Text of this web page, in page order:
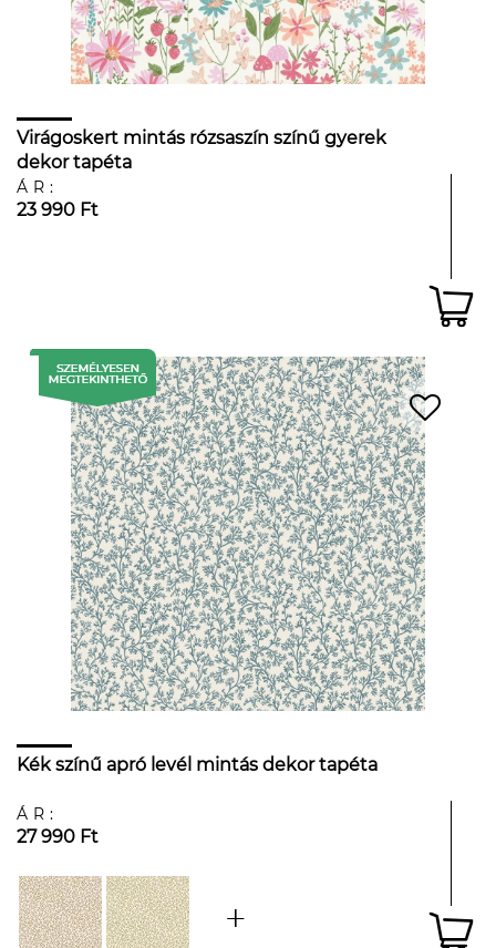
Virágoskert mintás rózsaszín színű gyerek
dekor tapéta
ÁR:
23 990 Ft
Kék színű apró levél mintás dekor tapéta
ÁR:
27 990 Ft